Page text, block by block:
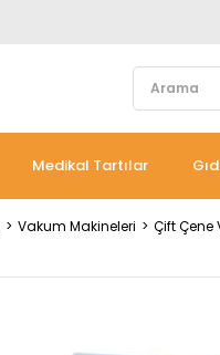
Medikal Tartılar
Vakum Makineleri Çift Çene